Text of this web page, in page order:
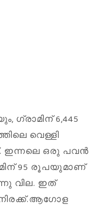
6,445
വെള്ളി
ഇന്നലെ ഒരു പവൻ
95 രൂപയുമാണ്
വില. ഇത്
നിരക്ക്.ആഗോള